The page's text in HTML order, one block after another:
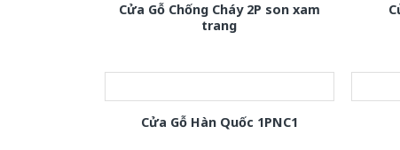
Cửa Gỗ Chống Cháy 2P son xam
trang
Cửa Gỗ Hàn Quốc 1PNC1